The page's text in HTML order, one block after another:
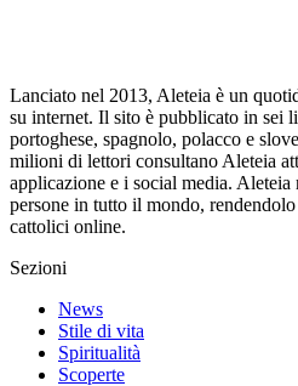
Lanciato nel 2013, Aleteia è un
su internet. Il sito è pubblicato in sei
portoghese, spagnolo, polacco e
milioni di lettori consultano Aleteia
applicazione e i social media.
persone in tutto il mondo,
cattolici online.
Sezioni
News
Stile di vita
Spiritualità
Scoperte